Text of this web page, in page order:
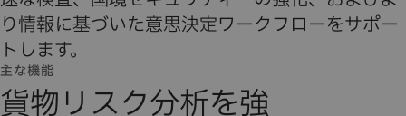
り情報に基づいた意思決定ワークフローをサポー
トします。
主な機能
貨物リスク分析を強